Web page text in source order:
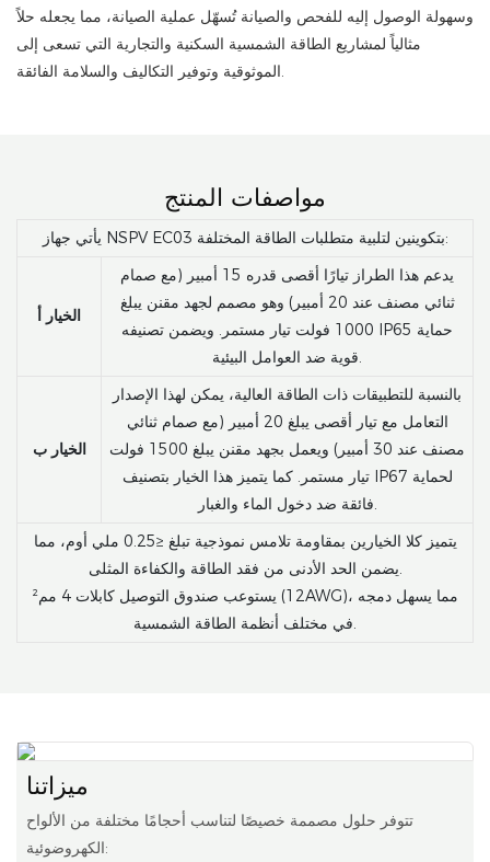
وسهولة الوصول إليه للفحص والصيانة تُسهّل عملية الصيانة، مما يجعله حلاً
مثالياً لمشاريع الطاقة الشمسية السكنية والتجارية التي تسعى إلى
الموثوقية وتوفير التكاليف والسلامة الفائقة.
مواصفات المنتج
يأتي جهاز NSPV EC03 بتكوينين لتلبية متطلبات الطاقة المختلفة:
الخيار أ
يدعم هذا الطراز تيارًا أقصى قدره 15 أمبير (مع صمام
ثنائي مصنف عند 20 أمبير) وهو مصمم لجهد مقنن يبلغ
1000 فولت تيار مستمر. ويضمن تصنيفه IP65 حماية
قوية ضد العوامل البيئية.
الخيار ب
بالنسبة للتطبيقات ذات الطاقة العالية، يمكن لهذا الإصدار
التعامل مع تيار أقصى يبلغ 20 أمبير (مع صمام ثنائي
مصنف عند 30 أمبير) ويعمل بجهد مقنن يبلغ 1500 فولت
تيار مستمر. كما يتميز هذا الخيار بتصنيف IP67 لحماية
فائقة ضد دخول الماء والغبار.
يتميز كلا الخيارين بمقاومة تلامس نموذجية تبلغ ≤0.25 ملي أوم، مما
يضمن الحد الأدنى من فقد الطاقة والكفاءة المثلى.
يستوعب صندوق التوصيل كابلات 4 مم² (12AWG)، مما يسهل دمجه
في مختلف أنظمة الطاقة الشمسية.
ميزاتنا
تتوفر حلول مصممة خصيصًا لتناسب أحجامًا مختلفة من الألواح
الكهروضوئية: